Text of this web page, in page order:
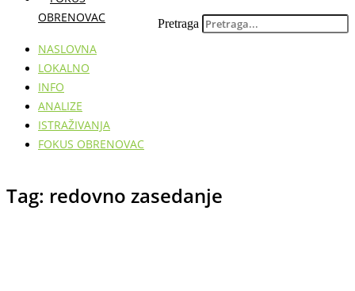
OBRENOVAC
NASLOVNA
LOKALNO
INFO
ANALIZE
ISTRAŽIVANJA
FOKUS OBRENOVAC
Pretraga
Tag: redovno zasedanje